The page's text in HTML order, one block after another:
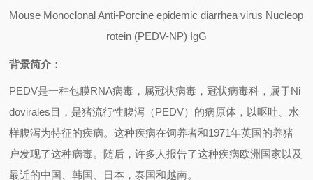
Mouse Monoclonal Anti-Porcine epidemic diarrhea virus Nucleop
rotein (PEDV-NP) IgG
背景简介：
PEDV是一种包膜RNA病毒，属冠状病毒，冠状病毒科，属于Ni
dovirales目，是猪流行性腹泻（PEDV）的病原体，以呕吐、水
样腹泻为特征的疾病。这种疾病在饲养者和1971年英国的养猪
户发现了这种病毒。随后，许多人报告了这种疾病欧洲国家以及
最近的中国、韩国、日本，泰国和越南。